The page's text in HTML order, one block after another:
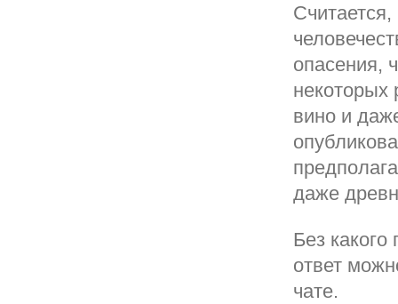
опасения,
некоторых
вино и
даже
Без
ответ
чате.